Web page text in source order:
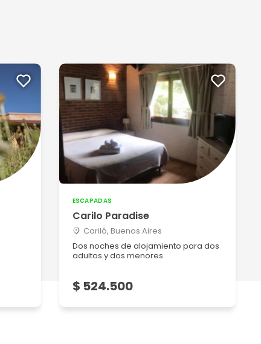
ESCAPADAS
Carilo Paradise
Cariló, Buenos Aires
Dos noches de alojamiento para dos
adultos y dos menores
$ 524.500